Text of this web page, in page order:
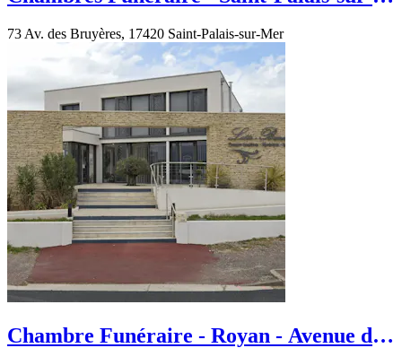
73 Av. des Bruyères, 17420 Saint-Palais-sur-Mer
Chambre Funéraire - Royan - Avenue de